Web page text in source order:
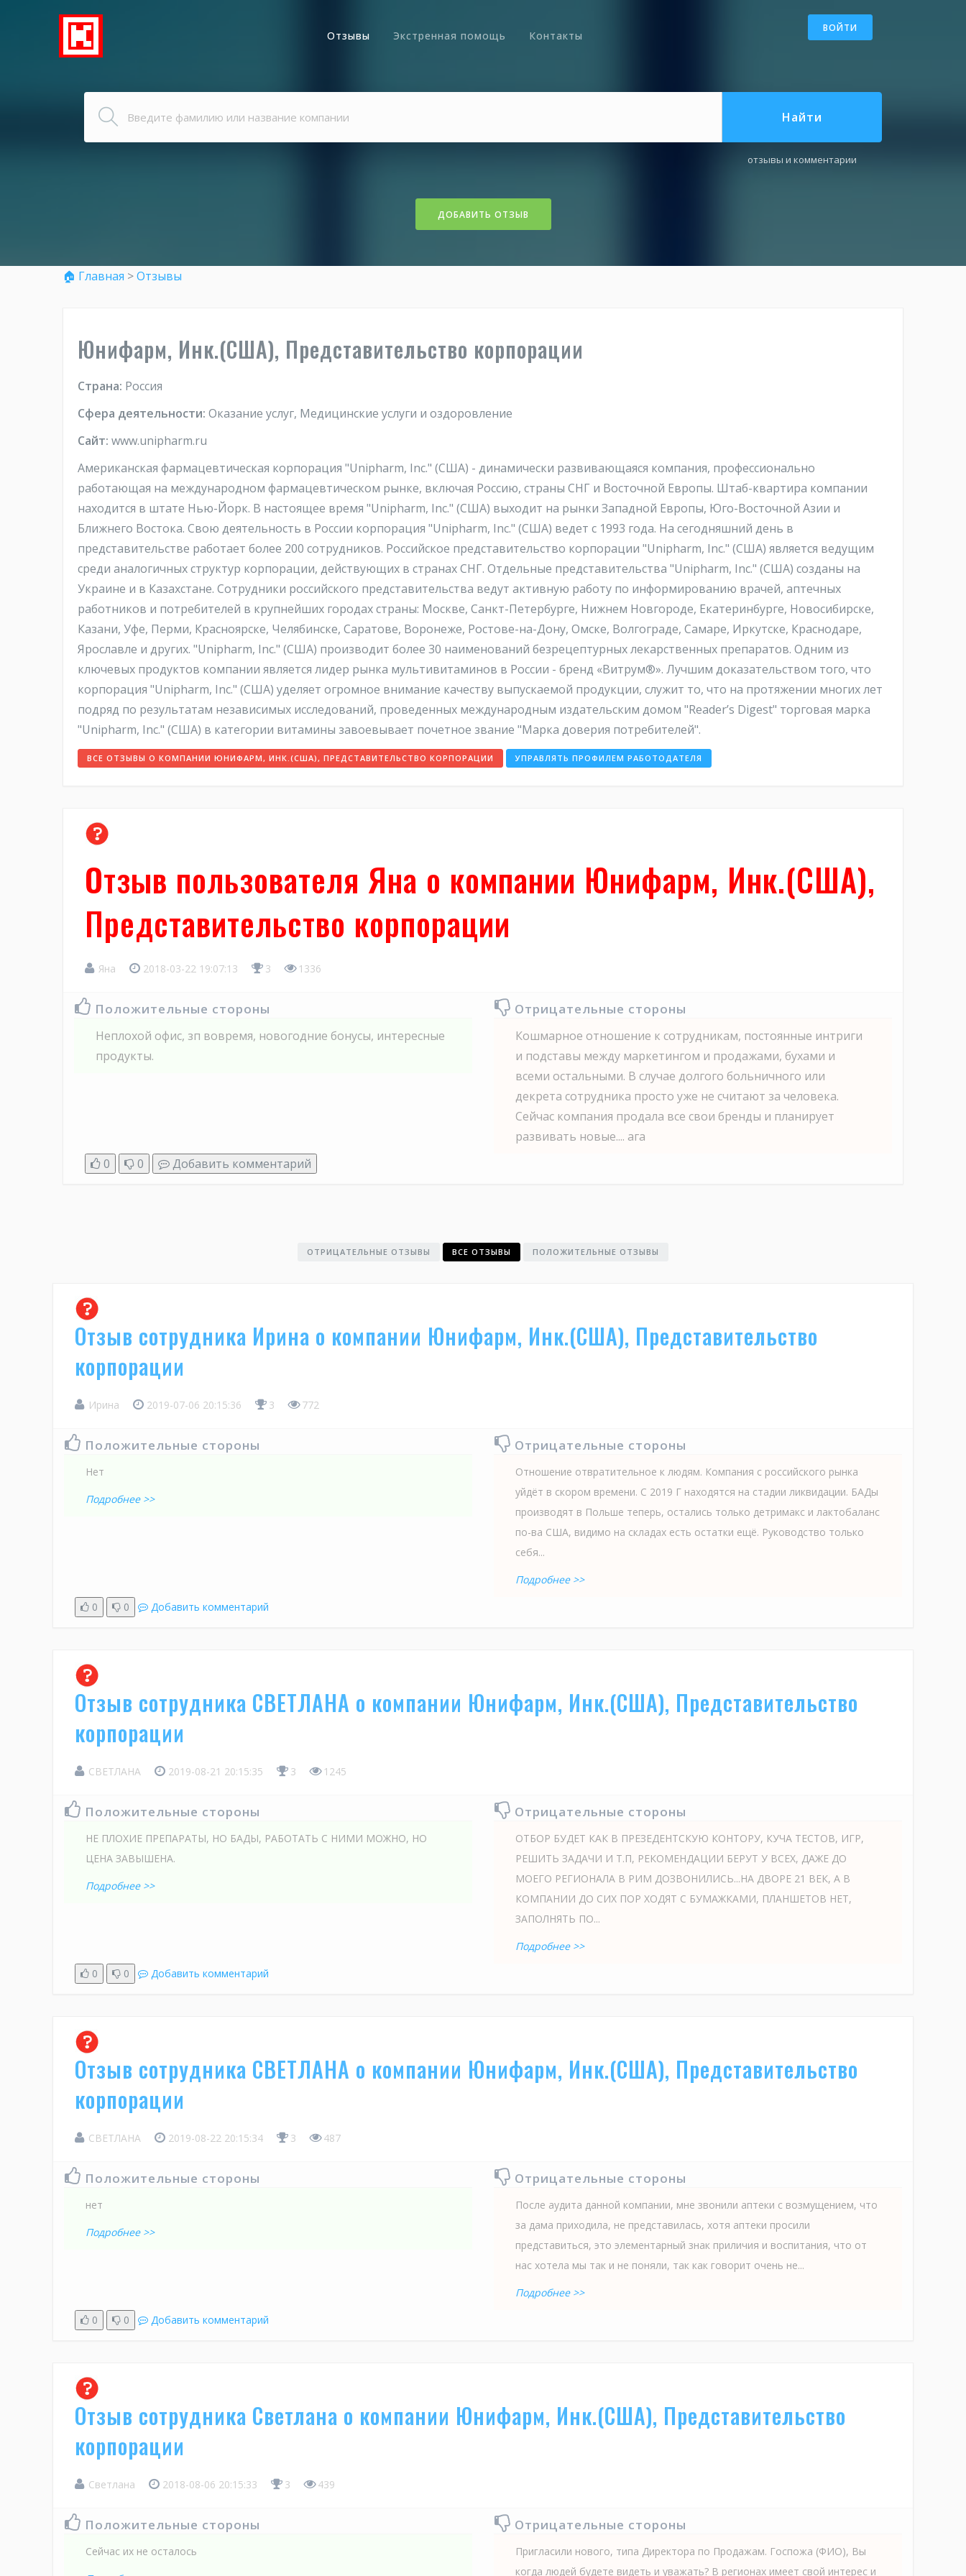
ВОЙТИ
Отзывы Экстренная помощь Контакты
Найти
отзывы и комментарии
ДОБАВИТЬ ОТЗЫВ
🏠 Главная >Отзывы
Юнифарм, Инк.(США), Представительство корпорации
Страна: Россия
Сфера деятельности: Оказание услуг, Медицинские услуги и оздоровление
Сайт: www.unipharm.ru
Американская фармацевтическая корпорация "Unipharm, Inc." (США) - динамически развивающаяся компания, профессионально
работающая на международном фармацевтическом рынке, включая Россию, страны СНГ и Восточной Европы. Штаб-квартира компании
находится в штате Нью-Йорк. В настоящее время "Unipharm, Inc." (США) выходит на рынки Западной Европы, Юго-Восточной Азии и
Ближнего Востока. Свою деятельность в России корпорация "Unipharm, Inc." (США) ведет с 1993 года. На сегодняшний день в
представительстве работает более 200 сотрудников. Российское представительство корпорации "Unipharm, Inc." (США) является ведущим
среди аналогичных структур корпорации, действующих в странах СНГ. Отдельные представительства "Unipharm, Inc." (США) созданы на
Украине и в Казахстане. Сотрудники российского представительства ведут активную работу по информированию врачей, аптечных
работников и потребителей в крупнейших городах страны: Москве, Санкт-Петербурге, Нижнем Новгороде, Екатеринбурге, Новосибирске,
Казани, Уфе, Перми, Красноярске, Челябинске, Саратове, Воронеже, Ростове-на-Дону, Омске, Волгограде, Самаре, Иркутске, Краснодаре,
Ярославле и других. "Unipharm, Inc." (США) производит более 30 наименований безрецептурных лекарственных препаратов. Одним из
ключевых продуктов компании является лидер рынка мультивитаминов в России - бренд «Витрум®». Лучшим доказательством того, что
корпорация "Unipharm, Inc." (США) уделяет огромное внимание качеству выпускаемой продукции, служит то, что на протяжении многих лет
подряд по результатам независимых исследований, проведенных международным издательским домом "Reader’s Digest" торговая марка
"Unipharm, Inc." (США) в категории витамины завоевывает почетное звание "Марка доверия потребителей".
ВСЕ ОТЗЫВЫ О КОМПАНИИ ЮНИФАРМ, ИНК.(США), ПРЕДСТАВИТЕЛЬСТВО КОРПОРАЦИИ УПРАВЛЯТЬ ПРОФИЛЕМ РАБОТОДАТЕЛЯ
Отзыв пользователя Яна о компании Юнифарм, Инк.(США),
Представительство корпорации
Яна 2018-03-22 19:07:13 3 1336
Положительные стороны
Неплохой офис, зп вовремя, новогодние бонусы, интересные
продукты.
Отрицательные стороны
Кошмарное отношение к сотрудникам, постоянные интриги
и подставы между маркетингом и продажами, бухами и
всеми остальными. В случае долгого больничного или
декрета сотрудника просто уже не считают за человека.
Сейчас компания продала все свои бренды и планирует
развивать новые.... ага
0
0 Добавить комментарий
ОТРИЦАТЕЛЬНЫЕ ОТЗЫВЫ ВСЕ ОТЗЫВЫ ПОЛОЖИТЕЛЬНЫЕ ОТЗЫВЫ
Отзыв сотрудника Ирина о компании Юнифарм, Инк.(США), Представительство
корпорации
Ирина 2019-07-06 20:15:36 3 772
Положительные стороны
Нет
Подробнее >>
Отрицательные стороны
Отношение отвратительное к людям. Компания с российского рынка
уйдёт в скором времени. С 2019 Г находятся на стадии ликвидации. БАДы
производят в Польше теперь, остались только детримакс и лактобаланс
по-ва США, видимо на складах есть остатки ещё. Руководство только
себя...
Подробнее >>
0
0 Добавить комментарий
Отзыв сотрудника СВЕТЛАНА о компании Юнифарм, Инк.(США), Представительство
корпорации
СВЕТЛАНА 2019-08-21 20:15:35 3 1245
Положительные стороны
НЕ ПЛОХИЕ ПРЕПАРАТЫ, НО БАДЫ, РАБОТАТЬ С НИМИ МОЖНО, НО
ЦЕНА ЗАВЫШЕНА.
Подробнее >>
Отрицательные стороны
ОТБОР БУДЕТ КАК В ПРЕЗЕДЕНТСКУЮ КОНТОРУ, КУЧА ТЕСТОВ, ИГР,
РЕШИТЬ ЗАДАЧИ И Т.П, РЕКОМЕНДАЦИИ БЕРУТ У ВСЕХ, ДАЖЕ ДО
МОЕГО РЕГИОНАЛА В РИМ ДОЗВОНИЛИСЬ...НА ДВОРЕ 21 ВЕК, А В
КОМПАНИИ ДО СИХ ПОР ХОДЯТ С БУМАЖКАМИ, ПЛАНШЕТОВ НЕТ,
ЗАПОЛНЯТЬ ПО...
Подробнее >>
0
0 Добавить комментарий
Отзыв сотрудника СВЕТЛАНА о компании Юнифарм, Инк.(США), Представительство
корпорации
СВЕТЛАНА 2019-08-22 20:15:34 3 487
Положительные стороны
нет
Подробнее >>
Отрицательные стороны
После аудита данной компании, мне звонили аптеки с возмущением, что
за дама приходила, не представилась, хотя аптеки просили
представиться, это элементарный знак приличия и воспитания, что от
нас хотела мы так и не поняли, так как говорит очень не...
Подробнее >>
0
0 Добавить комментарий
Отзыв сотрудника Светлана о компании Юнифарм, Инк.(США), Представительство
корпорации
Светлана 2018-08-06 20:15:33 3 439
Положительные стороны
Сейчас их не осталось
Отрицательные стороны
Пригласили нового, типа Директора по Продажам. Госпожа (ФИО), Вы
когда людей будете видеть и уважать? В регионах имеет свой интерес и